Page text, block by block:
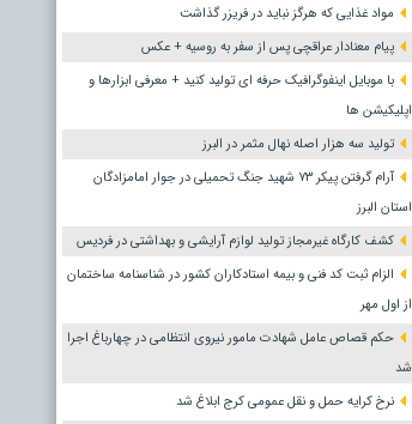
مواد غذایی که هرگز نباید در فریزر گذاشت
پیام معنادار عراقچی پس از سفر به روسیه + عکس
با موبایل اینفوگرافیک حرفه ای تولید کنید + معرفی ابزارها و
اپلیکیشن ها
تولید سه هزار اصله نهال مثمر در البرز
آرام گرفتن پیکر ۷۳ شهید جنگ تحمیلی در جوار امامزادگان
استان البرز
کشف کارگاه غیرمجاز تولید لوازم آرایشی و بهداشتی در فردیس
الزام ثبت کد فنی و بیمه استادکاران کشور در شناسنامه ساختمان
از اول مهر
حکم قصاص عامل شهادت مامور نیروی انتظامی در چهارباغ اجرا
شد
نرخ کرایه حمل و نقل عمومی کرج ابلاغ شد